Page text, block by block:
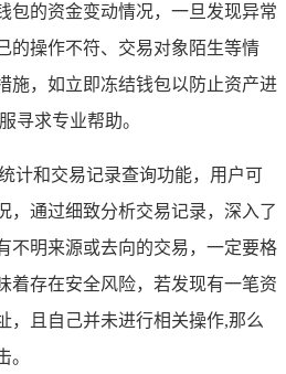
包的资金变动情况，一旦发现异常
的操作不符、交易对象陌生等情
施，如立即冻结钱包以防止资产进
寻求专业帮助。
计和交易记录查询功能，用户可
，通过细致分析交易记录，深入了
不明来源或去向的交易，一定要格
着存在安全风险，若发现有一笔资
，且自己并未进行相关操作,那么
。